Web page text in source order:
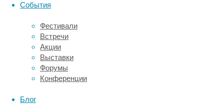
События
Фестивали
Встречи
Акции
Выставки
Форумы
Конференции
Блог
и укороченную
человеческого
эпидермального
фактора
роста
(EGFRt),
обладающего